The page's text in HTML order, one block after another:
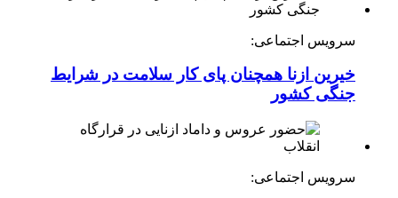
سرویس اجتماعی:
خیرین ازنا همچنان پای کار سلامت در شرایط
جنگی کشور
سرویس اجتماعی: